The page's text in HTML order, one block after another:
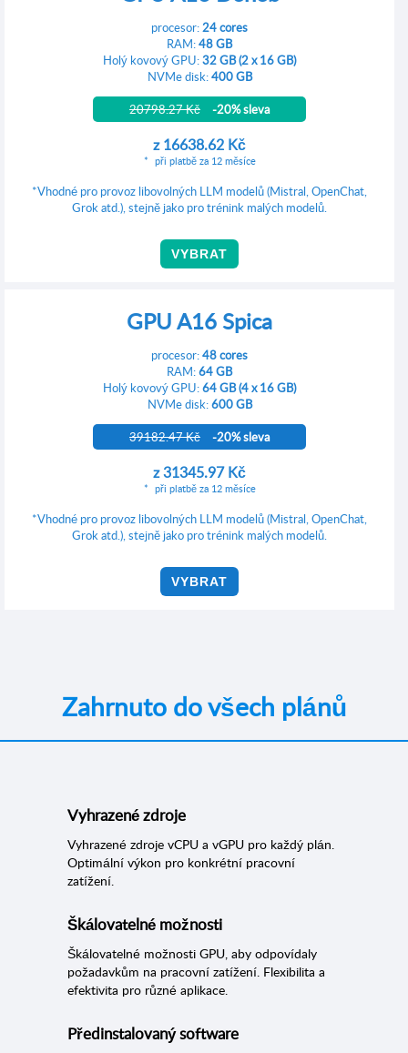
procesor:24 cores
RAM:48 GB
Holý kovový GPU:32 GB (2 x 16 GB)
NVMe disk:400 GB
20798.27 Kč
-20% sleva
z16638.62 Kč
při platbě za 12 měsíce
*Vhodné pro provoz libovolných LLM modelů (Mistral, OpenChat,
Grok atd.), stejně jako pro trénink malých modelů.
VYBRAT
GPU A16 Spica
procesor:48 cores
RAM:64 GB
Holý kovový GPU:64 GB (4 x 16 GB)
NVMe disk:600 GB
39182.47 Kč
-20% sleva
z31345.97 Kč
při platbě za 12 měsíce
*Vhodné pro provoz libovolných LLM modelů (Mistral, OpenChat,
Grok atd.), stejně jako pro trénink malých modelů.
VYBRAT
Zahrnuto do všech plánů
Vyhrazené zdroje
Vyhrazené zdroje vCPU a vGPU pro každý plán.
Optimální výkon pro konkrétní pracovní
zatížení.
Škálovatelné možnosti
Škálovatelné možnosti GPU, aby odpovídaly
požadavkům na pracovní zatížení. Flexibilita a
efektivita pro různé aplikace.
Předinstalovaný software